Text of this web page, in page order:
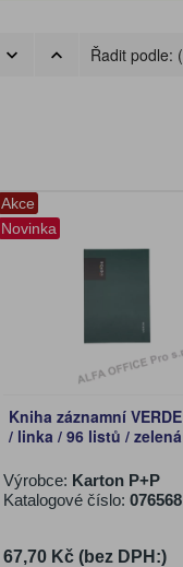
Řadit podle:
Akce
Novinka
Kniha záznamní
/ linka / 96 listů / zelená
Výrobce: Karton P+P
Katalogové číslo: 076568
67,70 Kč (bez DPH:)